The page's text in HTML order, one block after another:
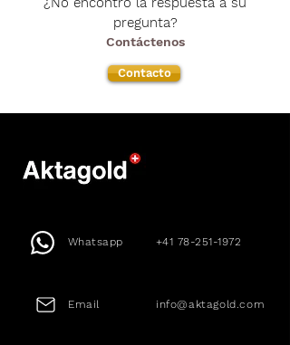
información personal con
terceros. Sus datos están
protección de datos de EE.UU.
Privacidad aquí
pregunta?
Contáctenos
Contacto
Whatsapp +41 78-251-1972
Email info@aktagold.com